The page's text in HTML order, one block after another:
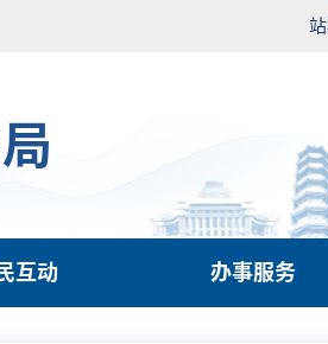
互动 办事服务